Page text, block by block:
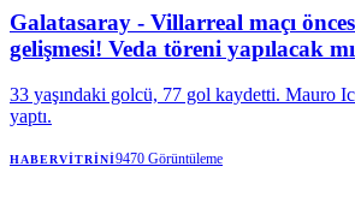
Galatasaray - Villarreal maçı
gelişmesi! Veda töreni yapılacak
33 yaşındaki golcü, 77 gol kaydetti. Mauro
yaptı.
HABERVITRINI9470 Görüntüleme